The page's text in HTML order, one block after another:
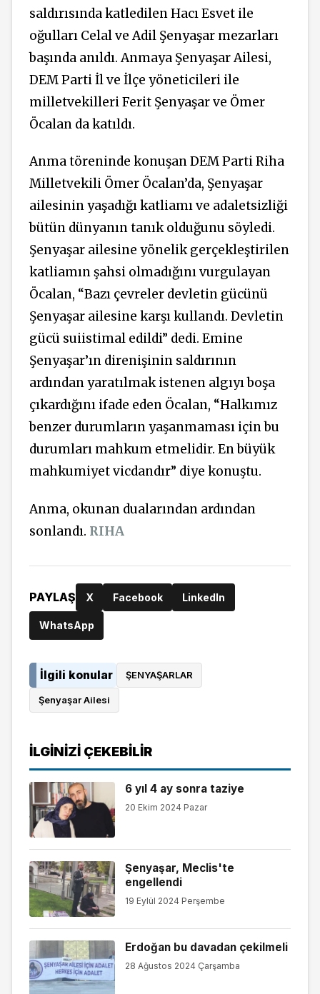
saldırısında katledilen Hacı Esvet ile
oğulları Celal ve Adil Şenyaşar mezarları
başında anıldı. Anmaya Şenyaşar Ailesi,
DEM Parti İl ve İlçe yöneticileri ile
milletvekilleri Ferit Şenyaşar ve Ömer
Öcalan da katıldı.
Anma töreninde konuşan DEM Parti Riha
Milletvekili Ömer Öcalan’da, Şenyaşar
ailesinin yaşadığı katliamı ve adaletsizliği
bütün dünyanın tanık olduğunu söyledi.
Şenyaşar ailesine yönelik gerçekleştirilen
katliamın şahsi olmadığını vurgulayan
Öcalan, “Bazı çevreler devletin gücünü
Şenyaşar ailesine karşı kullandı. Devletin
gücü suiistimal edildi” dedi. Emine
Şenyaşar’ın direnişinin saldırının
ardından yaratılmak istenen algıyı boşa
çıkardığını ifade eden Öcalan, “Halkımız
benzer durumların yaşanmaması için bu
durumları mahkum etmelidir. En büyük
mahkumiyet vicdandır” diye konuştu.
Anma, okunan dualarından ardından
sonlandı. RIHA
PAYLAŞ X Facebook LinkedIn
WhatsApp
İlgili konular ŞENYAŞARLAR
Şenyaşar Ailesi
İLGINIZI ÇEKEBILIR
6 yıl 4 ay sonra taziye
20 Ekim 2024 Pazar
Şenyaşar, Meclis'te
engellendi
19 Eylül 2024 Perşembe
Erdoğan bu davadan çekilmeli
28 Ağustos 2024 Çarşamba